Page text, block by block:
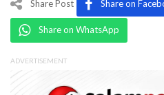
Share Post Share on
Share on WhatsApp
ADVERTISEMENT